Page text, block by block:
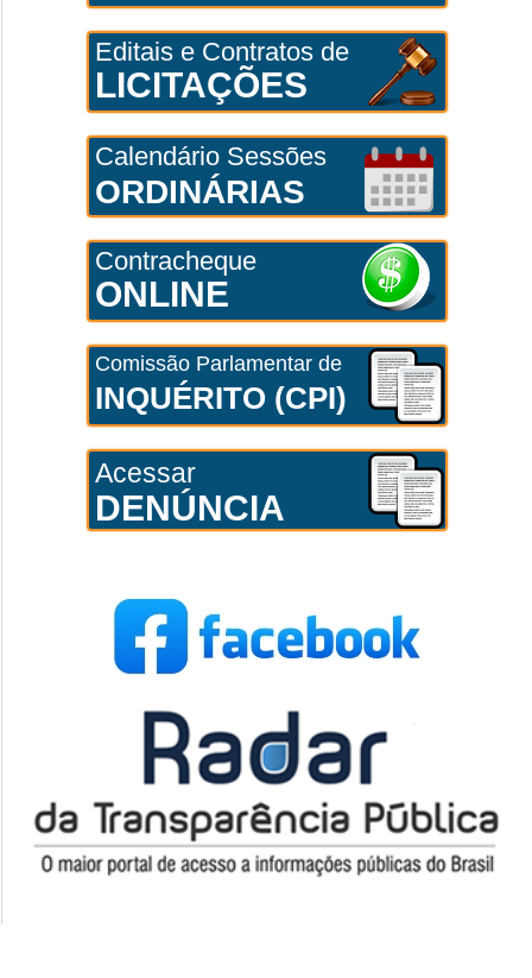
Editais e Contratos de
LICITAÇÕES
Calendário Sessões
ORDINÁRIAS
Contracheque
ONLINE
Comissão Parlamentar de
INQUÉRITO (CPI)
Acessar
DENÚNCIA